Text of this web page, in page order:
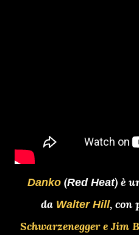
Danko (Red Heat) è
da Walter Hill, con
SchwarzeneggereJim